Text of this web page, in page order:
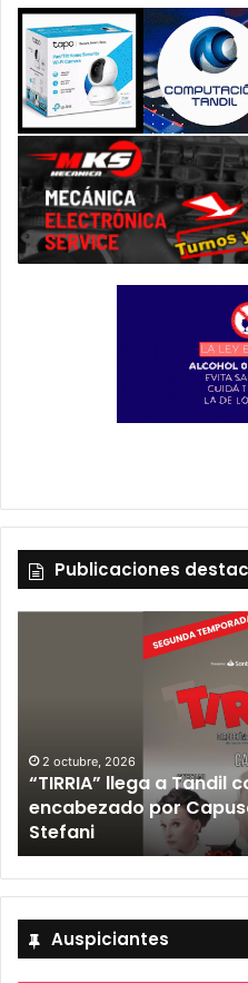
Publicaciones
12 septiembre, 2026
Los Fabulosos
Tandil y ya están a la
Auspiciantes